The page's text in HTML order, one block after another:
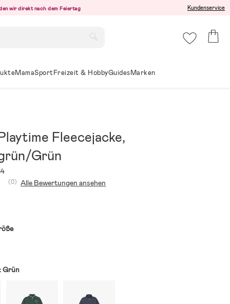
wir direkt nach dem Feiertag Kundenservice
MamaSportFreizeit & HobbyGuidesMarken
Fleecejacke,
Grün
(0) Alle Bewertungen ansehen
Grün